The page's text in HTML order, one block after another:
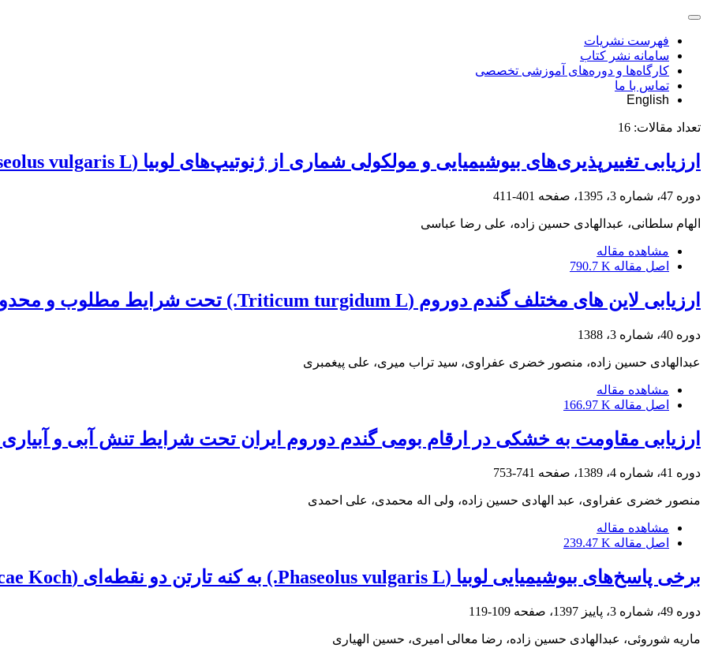
فهرست نشریات
سامانه نشر کتاب
کارگاه‌ها و دوره‌های آموزشی تخصصی
تماس با ما
English
تعداد مقالات: 16
ارزیابی تغییرپذیری‌های بیوشیمیایی و مولکولی شماری از ژنوتیپ‌های لوبیا (Phaseolus vulgaris L.) در شرایط تنش خشکی
دوره 47، شماره 3، 1395، صفحه 401-411
الهام سلطانی، عبدالهادی حسین زاده، علی رضا عباسی
مشاهده مقاله
اصل مقاله 790.7 K
ارزیابی لاین های مختلف گندم دوروم (Triticum turgidum L.) تحت شرایط مطلوب و محدود آبی
دوره 40، شماره 3، 1388
عبدالهادی حسین زاده، منصور خضری عفراوی، سید تراب میری، علی پیغمبری
مشاهده مقاله
اصل مقاله 166.97 K
ارزیابی مقاومت به خشکی در ارقام بومی گندم دوروم ایران تحت شرایط تنش آبی و
دوره 41، شماره 4، 1389، صفحه 741-753
منصور خضری عفراوی، عبد الهادی حسین زاده، ولی اله محمدی، علی احمدی
مشاهده مقاله
اصل مقاله 239.47 K
برخی پاسخ‌های بیوشیمیایی لوبیا (Phaseolus vulgaris L.) به کنه تارتن دو نقطه‌ای (Tetranychus urticae Koch)
دوره 49، شماره 3، پاییز 1397، صفحه 109-119
ماریه شوروئی، عبدالهادی حسین زاده، رضا معالی امیری، حسین الهیاری